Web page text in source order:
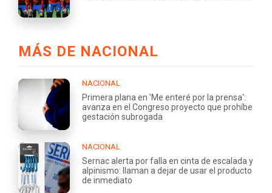
MÁS DE NACIONAL
NACIONAL
Primera plana en 'Me enteré por la prensa':
avanza en el Congreso proyecto que prohíbe
gestación subrogada
NACIONAL
Sernac alerta por falla en cinta de escalada y
alpinismo: llaman a dejar de usar el producto
de inmediato